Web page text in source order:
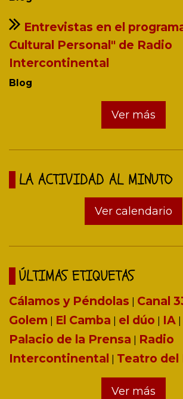
Entrevistas en el
Cultural Personal" de Radio
Intercontinental
Blog
Ver más
LA ACTIVIDAD AL MINUTO
Ver calendario
ÚLTIMAS ETIQUETAS
Cálamos y Péndolas Canal
Golem
El Camba el dúo IA
Palacio de la Prensa
Radio
Intercontinental
Teatro del
Ver más